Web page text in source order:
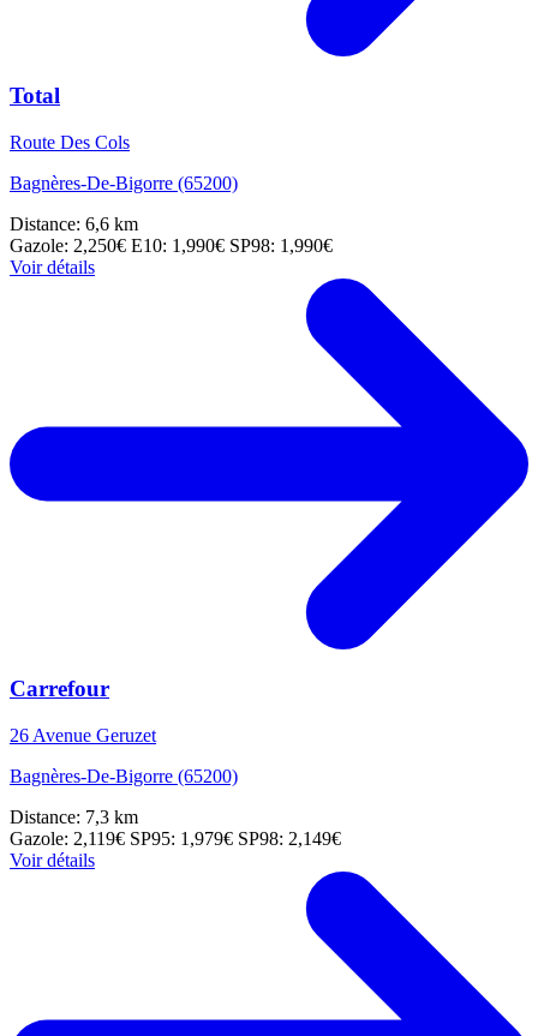
Total
Route Des Cols
Bagnères-De-Bigorre (65200)
Distance: 6,6 km
Gazole: 2,250€ E10: 1,990€ SP98: 1,990€
Voir détails
Carrefour
26 Avenue Geruzet
Bagnères-De-Bigorre (65200)
Distance: 7,3 km
Gazole: 2,119€ SP95: 1,979€ SP98: 2,149€
Voir détails